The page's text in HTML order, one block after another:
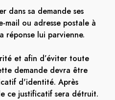
dans sa demande ses
mail ou adresse postale à
réponse lui parvienne.
et afin d’éviter toute
demande devra être
d'identité. Après
ce justificatif sera détruit.